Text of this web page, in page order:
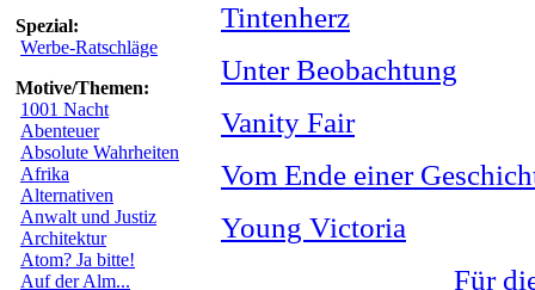
Spezial:
Werbe-Ratschläge
Motive/Themen:
1001 Nacht
Abenteuer
Absolute Wahrheiten
Afrika
Alternativen
Anwalt und Justiz
Architektur
Atom? Ja bitte!
Auf der Alm...
Tintenherz
Unter Beobachtung
Vanity Fair
Vom Ende einer
Young Victoria
Für